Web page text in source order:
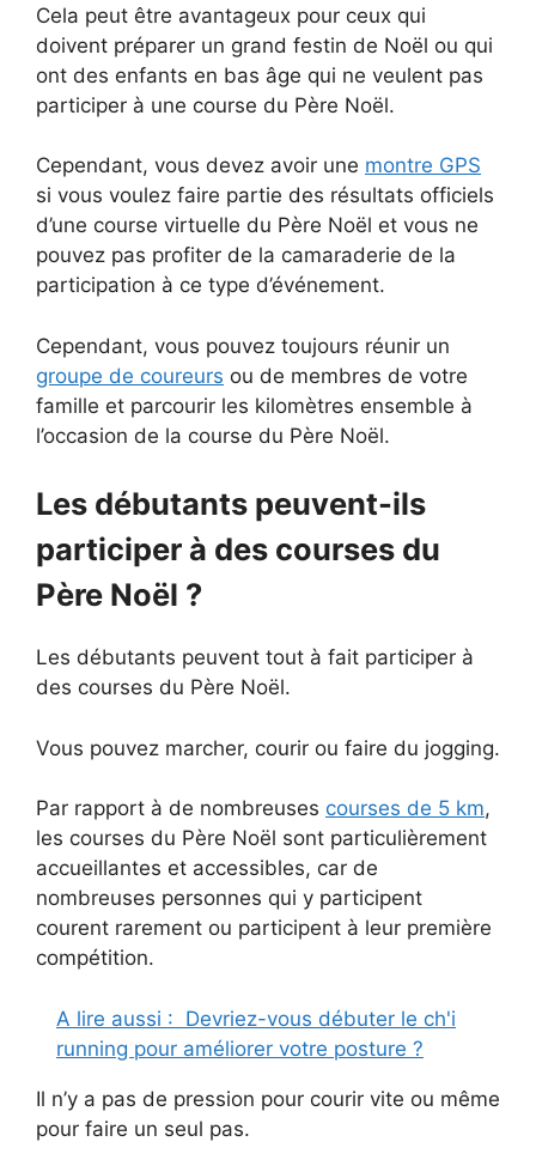
Cela peut être avantageux pour ceux qui
doivent préparer un grand festin de Noël ou qui
ont des enfants en bas âge qui ne veulent pas
participer à une course du Père Noël.
Cependant, vous devez avoir une montre GPS
si vous voulez faire partie des résultats officiels
d’une course virtuelle du Père Noël et vous ne
pouvez pas profiter de la camaraderie de la
participation à ce type d’événement.
Cependant, vous pouvez toujours réunir un
groupe de coureurs ou de membres de votre
famille et parcourir les kilomètres ensemble à
l’occasion de la course du Père Noël.
Les débutants peuvent-ils
participer à des courses du
Père Noël ?
Les débutants peuvent tout à fait participer à
des courses du Père Noël.
Vous pouvez marcher, courir ou faire du jogging.
Par rapport à de nombreuses courses de 5 km,
les courses du Père Noël sont particulièrement
accueillantes et accessibles, car de
nombreuses personnes qui y participent
courent rarement ou participent à leur première
compétition.
A lire aussi : Devriez-vous débuter le ch'i
running pour améliorer votre posture ?
Il n’y a pas de pression pour courir vite ou même
pour faire un seul pas.